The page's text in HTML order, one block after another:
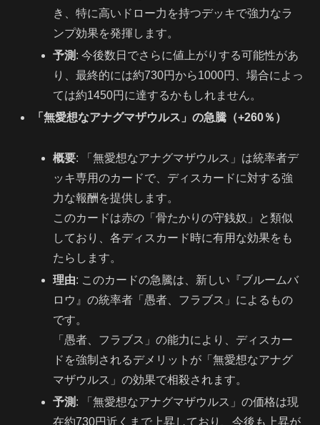
き、特に高いドロー力を持つデッキで強力なラ
ンプ効果を発揮します。
予測 : 今後数日でさらに値上がりする可能性があ
り、最終的には約730円から1000円、場合によっ
ては約1450円に達するかもしれません。
「無愛想なアナグマザウルス」の急騰（+260％）
概要: 「無愛想なアナグマザウルス」は統率者デ
ッキ専用のカードで、ディスカードに対する強
力な報酬を提供します。
このカードは赤の「骨たかりの守銭奴」と類似
しており、各ディスカード時に有用な効果をも
たらします。
理由: このカードの急騰は、新しい『ブルームバ
ロウ』の統率者「愚者、フラブス」によるもの
です。
「愚者、フラブス」の能力により、ディスカー
ドを強制されるデメリットが「無愛想なアナグ
マザウルス」の効果で相殺されます。
予測 : 「無愛想なアナグマザウルス」の価格は現
在約730円近くまで上昇しており、今後も上昇が